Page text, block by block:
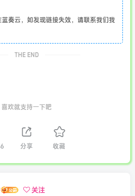
奏云，如发现链接失效，请联系我们我
THE END
喜欢就支持一下吧
分享 收藏
关注